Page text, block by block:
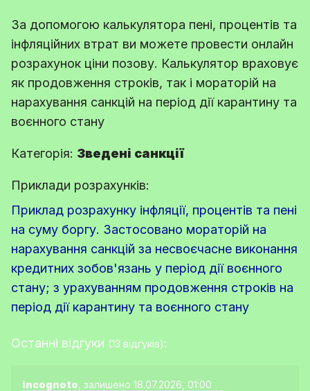
За допомогою калькулятора пені, процентів та
інфляційних втрат ви можете провести онлайн
розрахунок ціни позову. Калькулятор враховує
як продовження строків, так і мораторій на
нарахування санкцій на період дії карантину та
воєнного стану
Категорія: Зведені санкції
Приклади розрахунків:
Приклад розрахунку інфляції, процентів та пені
на суму боргу. Застосовано мораторій на
нарахування санкцій за несвоєчасне виконання
кредитних зобов'язань у період дії воєнного
стану; з урахуванням продовження строків на
період дії карантину та воєнного стану
Останні відгуки (13 відгуків):
incognoto , залишено 18.07.2026, 01:00